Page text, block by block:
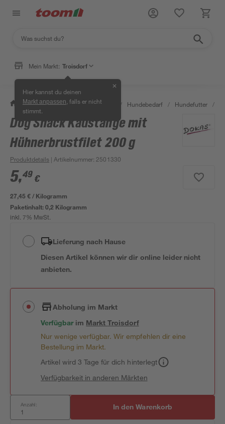
Mein Markt: Troisdorf
Hier kannst du deinen
Markt anpassen , falls er nicht
stimmt.
✕
/ Garten & Freizeit / Tierbedarf / Hundebedarf / Hundefutter /
Dog Snack Kaustange mit
Hühnerbrustfilet 200 g
Produktdetails | Artikelnummer: 2501330
5,49 €
27,45 € / Kilogramm
Paketinhalt:0,2 Kilogramm
inkl. 7% MwSt.
Lieferung nach Hause
Diesen Artikel können wir dir online leider nicht
anbieten.
Abholung im Markt
Verfügbar im MarktTroisdorf
Nur wenige verfügbar. Wir empfehlen dir eine
Bestellung im Markt.
Artikel wird 3 Tage für dich hinterlegt
Verfügbarkeit in anderen Märkten
Anzahl: In den Warenkorb